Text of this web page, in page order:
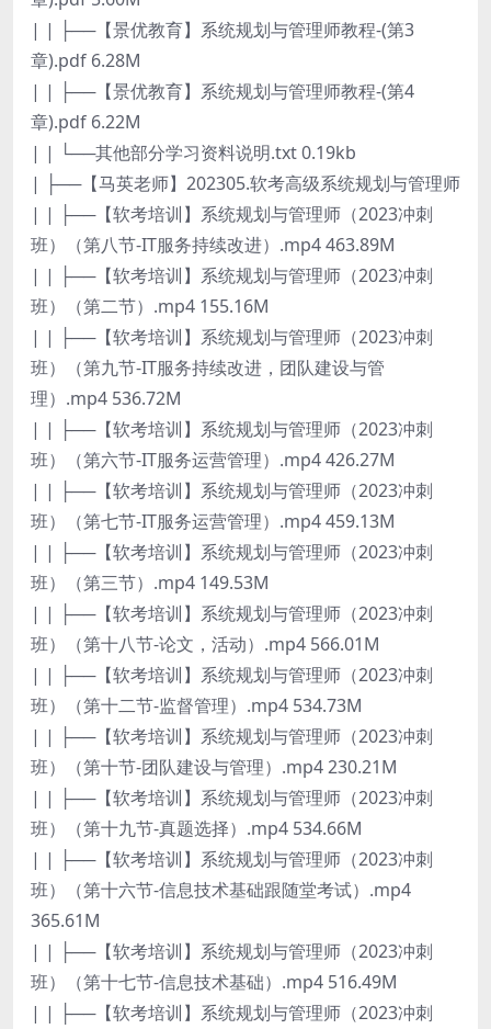
| | ├──【景优教育】系统规划与管理师教程-(第3
章).pdf 6.28M
| | ├──【景优教育】系统规划与管理师教程-(第4
章).pdf 6.22M
| | └──其他部分学习资料说明.txt 0.19kb
| ├──【马英老师】202305.软考高级系统规划与管理师
| | ├──【软考培训】系统规划与管理师（2023冲刺
班）（第八节-IT服务持续改进）.mp4 463.89M
| | ├──【软考培训】系统规划与管理师（2023冲刺
班）（第二节）.mp4 155.16M
| | ├──【软考培训】系统规划与管理师（2023冲刺
班）（第九节-IT服务持续改进，团队建设与管
理）.mp4 536.72M
| | ├──【软考培训】系统规划与管理师（2023冲刺
班）（第六节-IT服务运营管理）.mp4 426.27M
| | ├──【软考培训】系统规划与管理师（2023冲刺
班）（第七节-IT服务运营管理）.mp4 459.13M
| | ├──【软考培训】系统规划与管理师（2023冲刺
班）（第三节）.mp4 149.53M
| | ├──【软考培训】系统规划与管理师（2023冲刺
班）（第十八节-论文，活动）.mp4 566.01M
| | ├──【软考培训】系统规划与管理师（2023冲刺
班）（第十二节-监督管理）.mp4 534.73M
| | ├──【软考培训】系统规划与管理师（2023冲刺
班）（第十节-团队建设与管理）.mp4 230.21M
| | ├──【软考培训】系统规划与管理师（2023冲刺
班）（第十九节-真题选择）.mp4 534.66M
| | ├──【软考培训】系统规划与管理师（2023冲刺
班）（第十六节-信息技术基础跟随堂考试）.mp4
365.61M
| | ├──【软考培训】系统规划与管理师（2023冲刺
班）（第十七节-信息技术基础）.mp4 516.49M
| | ├──【软考培训】系统规划与管理师（2023冲刺